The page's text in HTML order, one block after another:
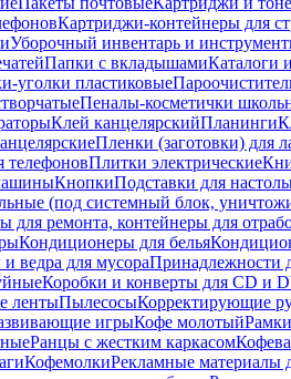
Картриджи-контейнеры для
Уборочный инвентарь и
Папки с вкладышамиКаталоги
уголки пластиковые
Пеналы-косметички
Клей канцелярскийПланинги
Пленки (заготовки) для
телефоновПлитки электрические
КнопкиПодставки для
(под системный блок,
для ремонта, контейнеры для
Кондиционеры для белья
ведра для мусораПринадлежности
Коробки и конверты для CD и
лентыПылесосыКорректирующие
игрыКофе молотый
Ранцы с жестким каркасом
КофемолкиРекламные материалы